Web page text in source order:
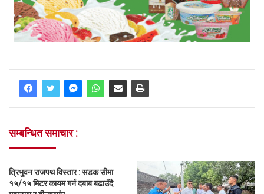
सम्बन्धित समाचार :
त्रिभुवन राजपथ विस्तार : सडक सीमा
१५/१५ मिटर कायम गर्न दबाब बढाउँदै